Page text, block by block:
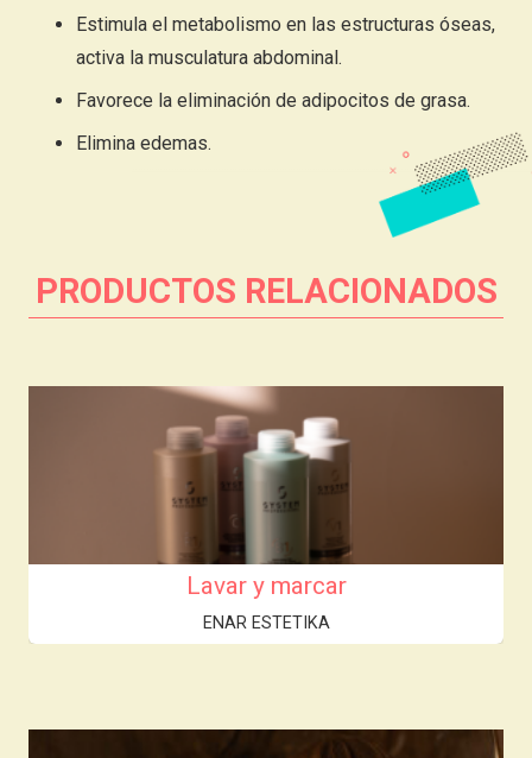
Estimula el metabolismo en las estructuras óseas,
activa la musculatura abdominal.
Favorece la eliminación de adipocitos de grasa.
Elimina edemas.
PRODUCTOS RELACIONADOS
Lavar y marcar
ENAR ESTETIKA